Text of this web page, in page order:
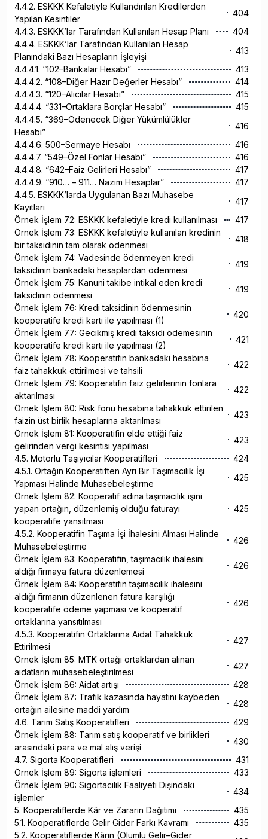
4.4.2. ESKKK Kefaletiyle Kullandırılan Kredilerden
Yapılan Kesintiler
404
4.4.3. ESKKK’lar Tarafından Kullanılan Hesap Planı
404
4.4.4. ESKKK’lar Tarafından Kullanılan Hesap
Planındaki Bazı Hesapların İşleyişi
413
4.4.4.1. “102–Bankalar Hesabı”
413
4.4.4.2. “108–Diğer Hazır Değerler Hesabı”
414
4.4.4.3. “120–Alıcılar Hesabı”
415
4.4.4.4. “331–Ortaklara Borçlar Hesabı”
415
4.4.4.5. “369–Ödenecek Diğer Yükümlülükler
Hesabı”
416
4.4.4.6. 500–Sermaye Hesabı
416
4.4.4.7. “549–Özel Fonlar Hesabı”
416
4.4.4.8. “642–Faiz Gelirleri Hesabı”
417
4.4.4.9. “910… – 911… Nazım Hesaplar”
417
4.4.5. ESKKK’larda Uygulanan Bazı Muhasebe
Kayıtları
417
Örnek İşlem 72: ESKKK kefaletiyle kredi kullanılması
417
Örnek İşlem 73: ESKKK kefaletiyle kullanılan kredinin
bir taksidinin tam olarak ödenmesi
418
Örnek İşlem 74: Vadesinde ödenmeyen kredi
taksidinin bankadaki hesaplardan ödenmesi
419
Örnek İşlem 75: Kanuni takibe intikal eden kredi
taksidinin ödenmesi
419
Örnek İşlem 76: Kredi taksidinin ödenmesinin
kooperatife kredi kartı ile yapılması (1)
420
Örnek İşlem 77: Gecikmiş kredi taksidi ödemesinin
kooperatife kredi kartı ile yapılması (2)
421
Örnek İşlem 78: Kooperatifin bankadaki hesabına
faiz tahakkuk ettirilmesi ve tahsili
422
Örnek İşlem 79: Kooperatifin faiz gelirlerinin fonlara
aktarılması
422
Örnek İşlem 80: Risk fonu hesabına tahakkuk ettirilen
faizin üst birlik hesaplarına aktarılması
423
Örnek İşlem 81: Kooperatifin elde ettiği faiz
gelirinden vergi kesintisi yapılması
423
4.5. Motorlu Taşıyıcılar Kooperatifleri
424
4.5.1. Ortağın Kooperatiften Ayrı Bir Taşımacılık İşi
Yapması Halinde Muhasebeleştirme
425
Örnek İşlem 82: Kooperatif adına taşımacılık işini
yapan ortağın, düzenlemiş olduğu faturayı
kooperatife yansıtması
425
4.5.2. Kooperatifin Taşıma İşi İhalesini Alması Halinde
Muhasebeleştirme
426
Örnek İşlem 83: Kooperatifin, taşımacılık ihalesini
aldığı firmaya fatura düzenlemesi
426
Örnek İşlem 84: Kooperatifin taşımacılık ihalesini
aldığı firmanın düzenlenen fatura karşılığı
kooperatife ödeme yapması ve kooperatif
ortaklarına yansıtılması
426
4.5.3. Kooperatifin Ortaklarına Aidat Tahakkuk
Ettirilmesi
427
Örnek İşlem 85: MTK ortağı ortaklardan alınan
aidatların muhasebeleştirilmesi
427
Örnek İşlem 86: Aidat artışı
428
Örnek İşlem 87: Trafik kazasında hayatını kaybeden
ortağın ailesine maddi yardım
428
4.6. Tarım Satış Kooperatifleri
429
Örnek İşlem 88: Tarım satış kooperatif ve birlikleri
arasındaki para ve mal alış verişi
430
4.7. Sigorta Kooperatifleri
431
Örnek İşlem 89: Sigorta işlemleri
433
Örnek İşlem 90: Sigortacılık Faaliyeti Dışındaki
işlemler
434
5. Kooperatiflerde Kâr ve Zararın Dağıtımı
435
5.1. Kooperatiflerde Gelir Gider Farkı Kavramı
435
5.2. Kooperatiflerde Kârın (Olumlu Gelir–Gider